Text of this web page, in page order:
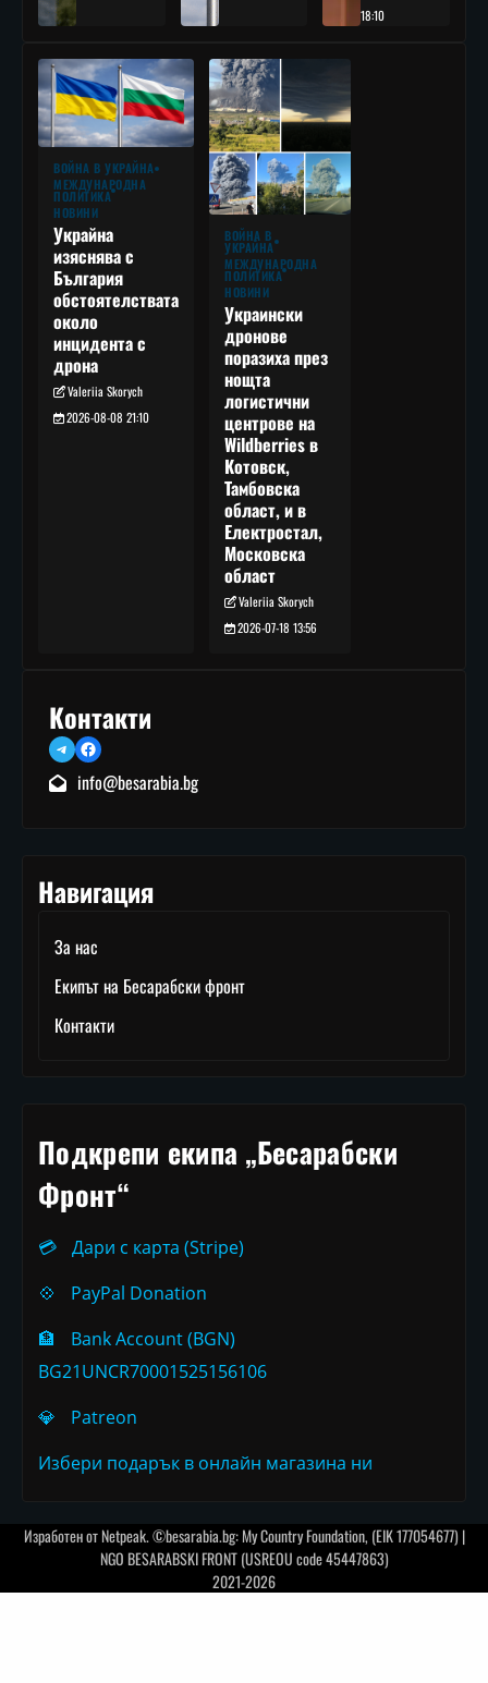
18:10
ВОЙНА В УКРАЙНА
МЕЖДУНАРОДНА
ПОЛИТИКА
НОВИНИ
Украйна
изяснява с
България
обстоятелствата
около
инцидента с
дрона
Valeriia Skorych
2026-08-08 21:10
ВОЙНА В
УКРАЙНА
МЕЖДУНАРОДНА
ПОЛИТИКА
НОВИНИ
Украински
дронове
поразиха през
нощта
логистични
центрове на
Wildberries в
Котовск,
Тамбовска
област, и в
Електростал,
Московска
област
Valeriia Skorych
2026-07-18 13:56
Контакти
TelegramFacebook
info@besarabia.bg
Навигация
За нас
Екипът на Бесарабски фронт
Контакти
Подкрепи екипа „Бесарабски
Фронт“
💳
Дари с карта (Stripe)
💠
PayPal Donation
🏦
Bank Account (BGN)
BG21UNCR70001525156106
💎
Patreon
Избери подарък в онлайн магазина ни
Изработен отNetpeak. ©besarabia.bg: My Country Foundation, (EIK 177054677) |
NGO BESARABSKI FRONT (USREOU code 45447863)
2021-2026